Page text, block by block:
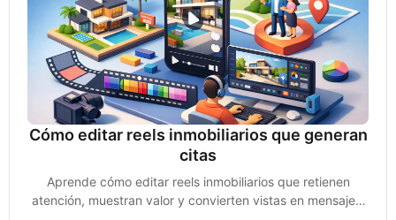
Cómo editar reels inmobiliarios que generan
citas
Aprende cómo editar reels inmobiliarios que retienen
atención, muestran valor y convierten vistas en mensajes,